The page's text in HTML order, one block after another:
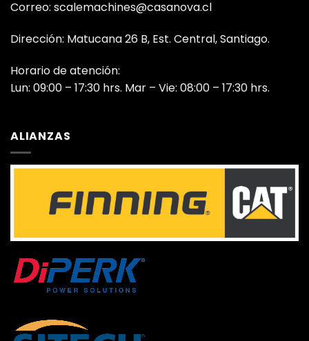
Correo: scalemachines@casanova.cl
Dirección: Matucana 26 B, Est. Central, Santiago.
Horario de atención:
Lun: 09:00 – 17:30 hrs. Mar – Vie: 08:00 – 17:30 hrs.
ALIANZAS